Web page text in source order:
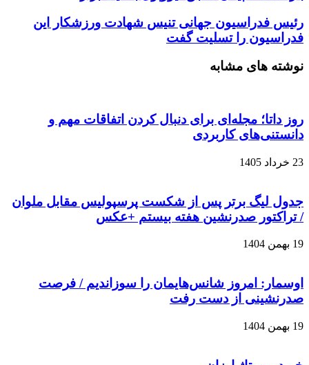
رئیس فدراسیون جهانی تنیس شهادت ورزشکار این
فدراسیون را تسلیت گفت
نوشته های مشابه
روز داتا؛ مجله‌ای برای دنبال کردن اتفاقات مهم و
دانستنی‌های کاربردی
23 خرداد 1405
جدول لیگ برتر پس از شکست پرسپولیس مقابل ملوان
/ تراکتور صدرنشین هفته بیستم +عکس
19 بهمن 1404
اوسمار: امروز شانس‌هایمان را سوزاندیم / فرصت
صدرنشینی از دست رفت
19 بهمن 1404